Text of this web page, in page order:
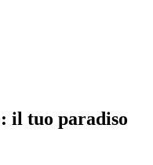
il tuo paradiso